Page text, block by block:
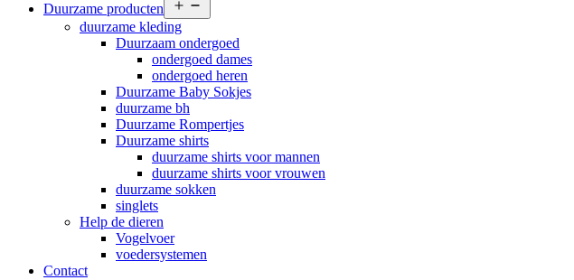
Duurzame producten
menu
duurzame kleding
Duurzaam ondergoed
ondergoed dames
ondergoed heren
Duurzame Baby Sokjes
duurzame bh
Duurzame Rompertjes
Duurzame shirts
duurzame shirts voor mannen
duurzame shirts voor vrouwen
duurzame sokken
singlets
Help de dieren
Vogelvoer
voedersystemen
Contact